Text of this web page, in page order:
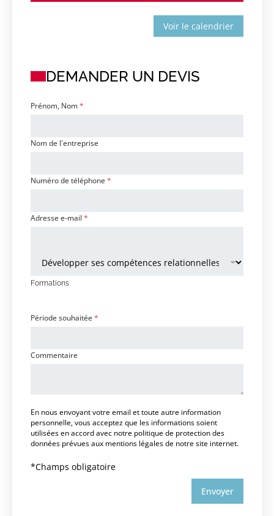
Voir le calendrier
DEMANDER UN DEVIS
Prénom, Nom*
Nom de l'entreprise
Numéro de téléphone *
Adresse e-mail *
r
t
s
i
t
é
*
Formations
Période souhaitée *
Commentaire
En nous envoyant votre email et toute autre information
personnelle, vous acceptez que les informations soient
utilisées en accord avec notre politique de protection des
données prévues aux mentions légales de notre site internet.
*Champs obligatoire
Envoyer